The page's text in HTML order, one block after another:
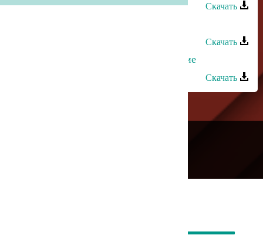
Скачать
Скачать
Загидат Муслимова - Воспоминание
Скачать